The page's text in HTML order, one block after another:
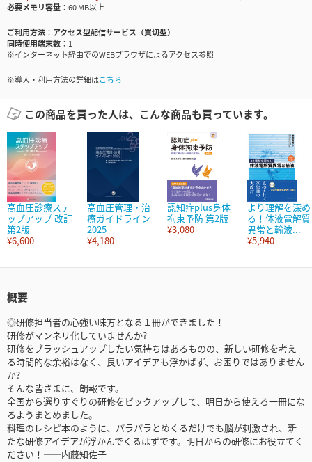
必要メモリ容量
60 MB以上
ご利用方法
アクセス型配信サービス（買切型）
同時使用端末数
1
※インターネット経由でのWEBブラウザによるアクセス参照
※導入・利用方法の詳細はこちら
この商品を買った人は、こんな商品も買っています。
高血圧診療ステ
ップアップ 改訂
第2版
¥6,600
高血圧管理・治
療ガイドライン
2025
¥4,180
認知症plus身体
拘束予防 第2版
¥3,080
より理解を深め
る！体液電解質
異常と輸液...
¥5,940
概要
◎研修担当者の心強い味方となる１冊ができました！
研修がマンネリ化していませんか?
研修をブラッシュアップしたい気持ちはあるものの、新しい研修を考え
る時間的な余裕はなく、良いアイデアも浮かばず、お困りではありません
か?
そんな皆さまに、朗報です。
全国から選りすぐりの研修をピックアップして、明日から使える一冊にな
るようまとめました。
料理のレシピ本のように、パラパラとめくるだけでも脳が刺激され、新
たな研修アイデアが浮かんでくるはずです。明日からの研修にお役立てく
ださい！――内藤知佐子